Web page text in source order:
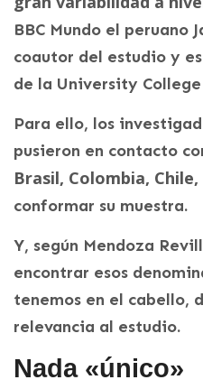
BBC Mundo el peruano
coautor del estudio y
de la University
Para ello, los
pusieron en contacto
Brasil, Colombia,
conformar su muestra.
Y, según Mendoza
encontrar esos
tenemos en el cabello,
relevancia al estudio.
Nada «único»